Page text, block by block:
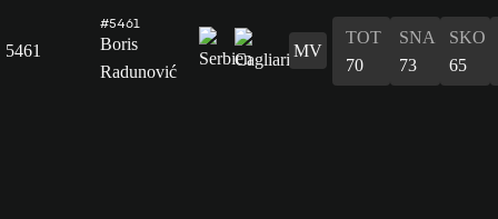
5461
#5461
Boris
Radunović
MV
TOT
70
SNA
73
SKO
65